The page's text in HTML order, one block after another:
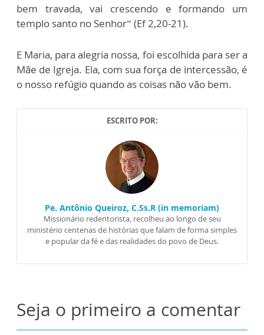
bem travada, vai crescendo e formando um
templo santo no Senhor” (Ef 2,20-21).
E Maria, para alegria nossa, foi escolhida para ser a
Mãe de Igreja. Ela, com sua força de intercessão, é
o nosso refúgio quando as coisas não vão bem.
ESCRITO POR:
Pe. Antônio Queiroz, C.Ss.R (in memoriam)
Missionário redentorista, recolheu ao longo de seu
ministério centenas de histórias que falam de forma simples
e popular da fé e das realidades do povo de Deus.
Seja o primeiro a comentar